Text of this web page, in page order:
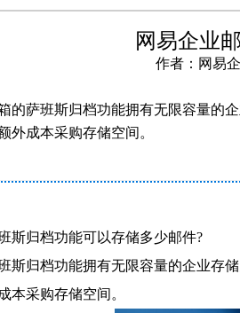
网易企业
作者：网易
的萨班斯归档功能拥有无限容量的
外成本采购存储空间。
斯归档功能可以存储多少邮件?
斯归档功能拥有无限容量的企业存
本采购存储空间。